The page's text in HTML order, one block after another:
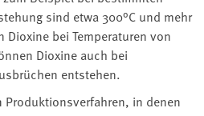
sind etwa 300°C und mehr
bei Temperaturen von
Dioxine auch bei
entstehen.
in denen